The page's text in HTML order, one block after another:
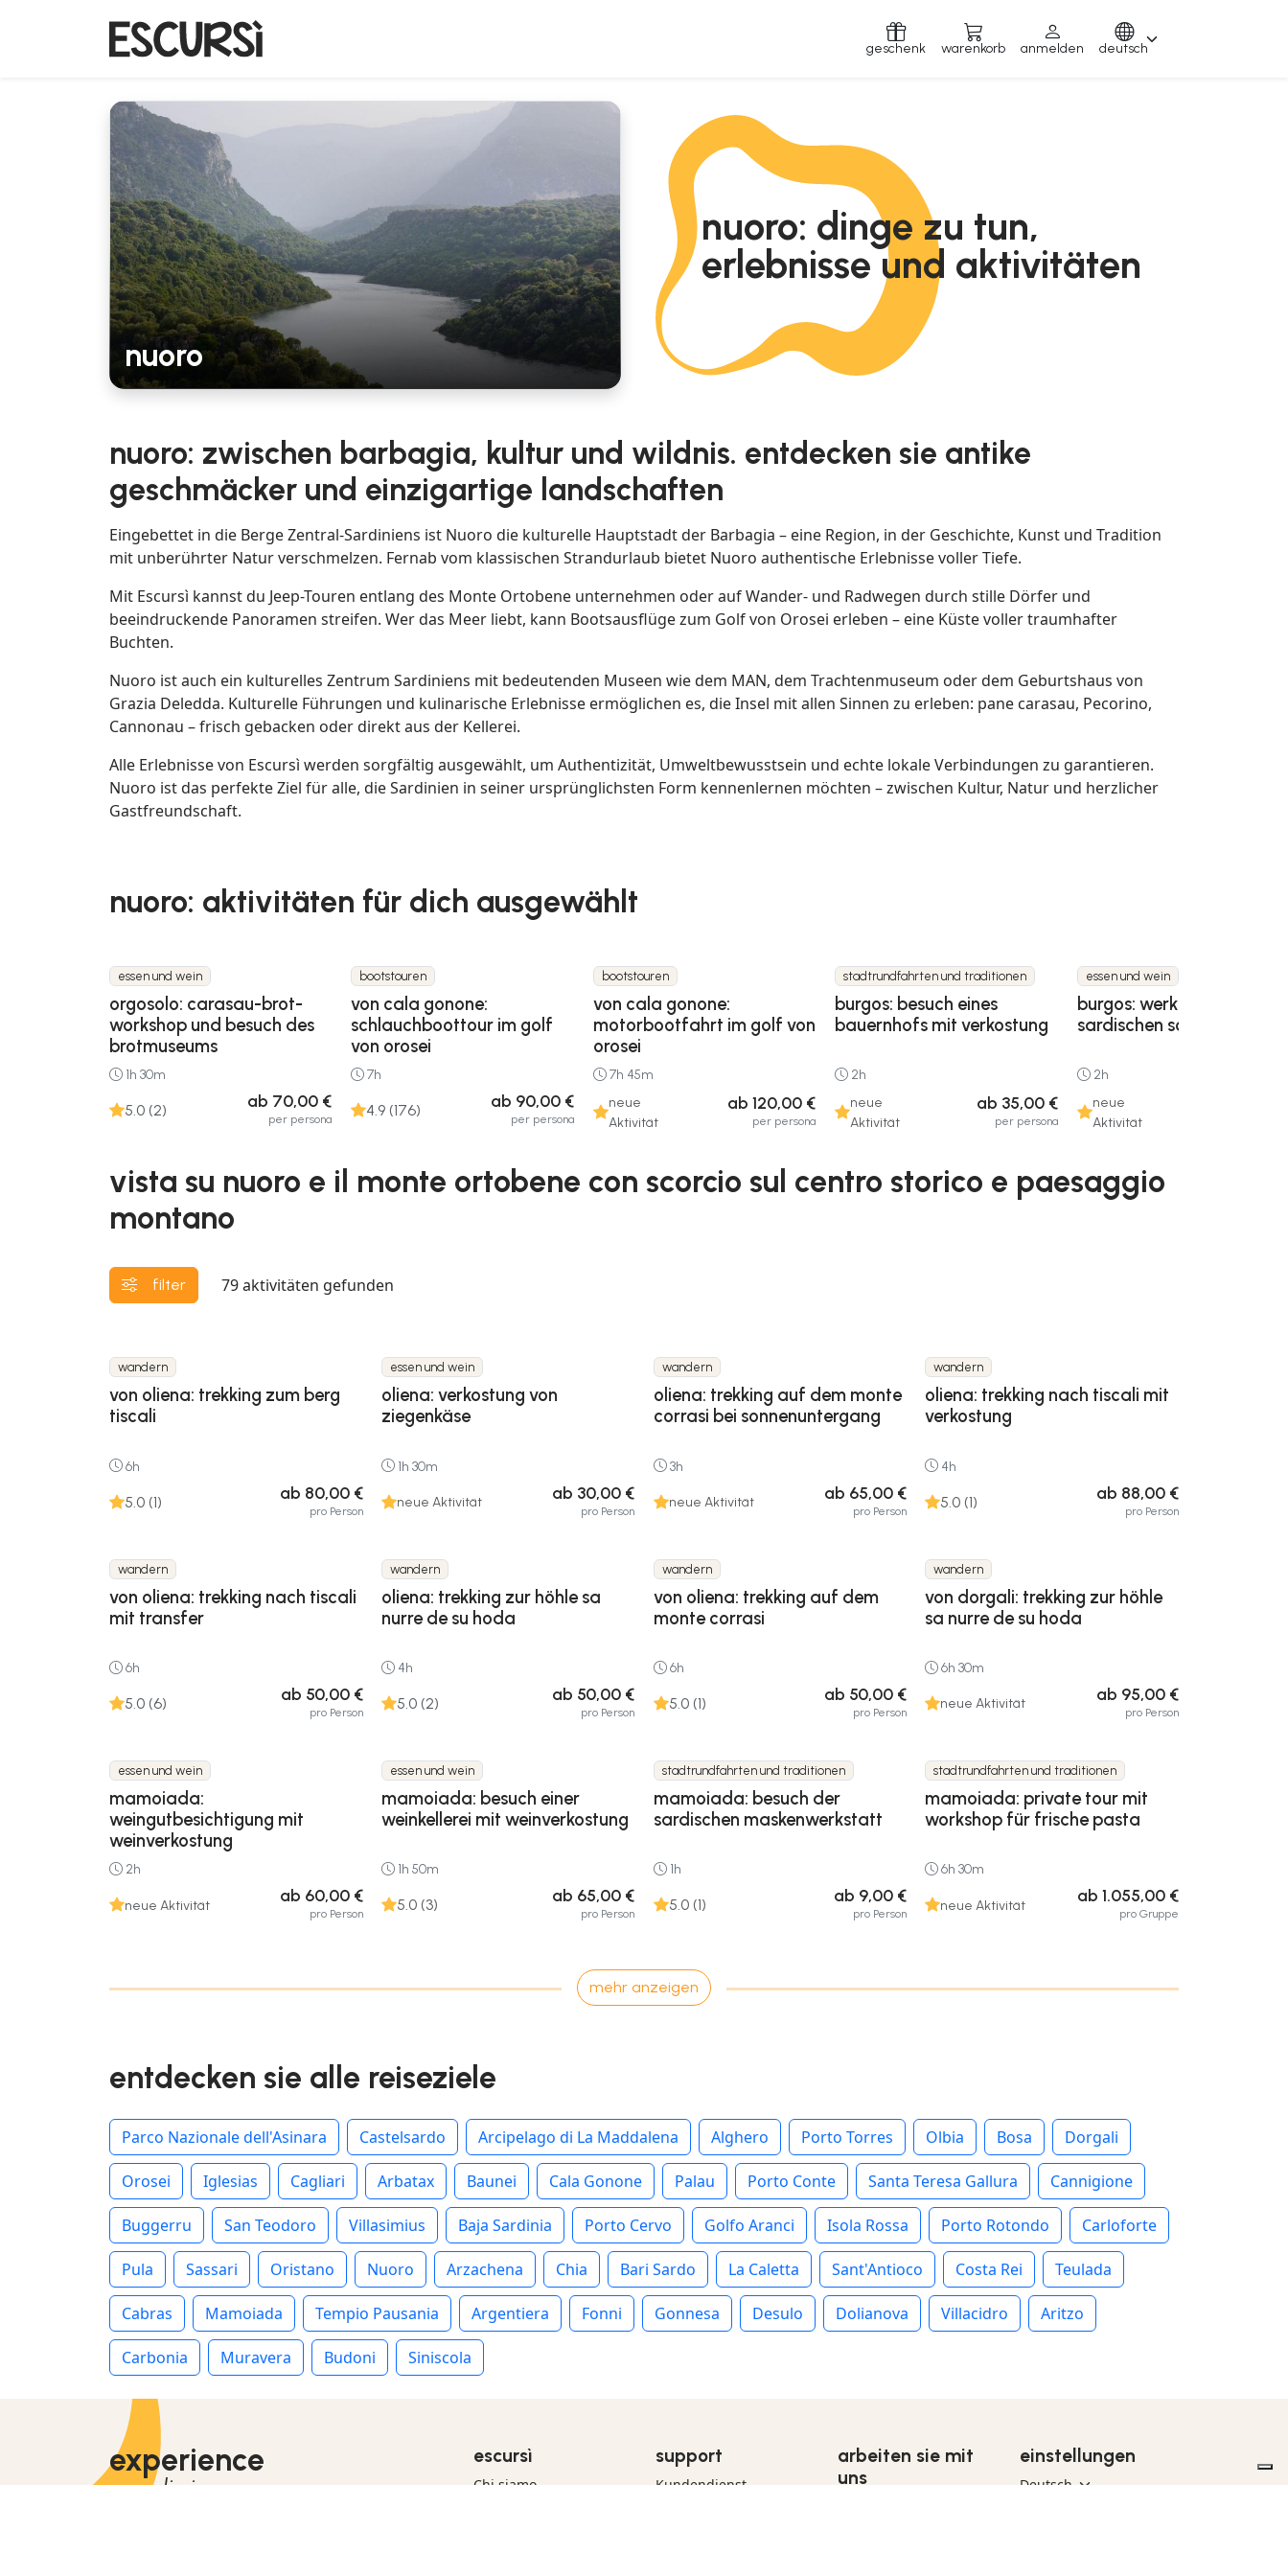
geschenk warenkorb anmelden deutsch
nuoro: dinge zu tun,
erlebnisse und aktivitäten
nuoro
nuoro: zwischen barbagia, kultur und wildnis. entdecken sie antike
geschmäcker und einzigartige landschaften
Eingebettet in die Berge Zentral-Sardiniens ist Nuoro die kulturelle Hauptstadt der Barbagia – eine Region, in der Geschichte, Kunst und Tradition
mit unberührter Natur verschmelzen. Fernab vom klassischen Strandurlaub bietet Nuoro authentische Erlebnisse voller Tiefe.
Mit Escursì kannst du Jeep-Touren entlang des Monte Ortobene unternehmen oder auf Wander- und Radwegen durch stille Dörfer und
beeindruckende Panoramen streifen. Wer das Meer liebt, kann Bootsausflüge zum Golf von Orosei erleben – eine Küste voller traumhafter
Buchten.
Nuoro ist auch ein kulturelles Zentrum Sardiniens mit bedeutenden Museen wie dem MAN, dem Trachtenmuseum oder dem Geburtshaus von
Grazia Deledda. Kulturelle Führungen und kulinarische Erlebnisse ermöglichen es, die Insel mit allen Sinnen zu erleben: pane carasau, Pecorino,
Cannonau – frisch gebacken oder direkt aus der Kellerei.
Alle Erlebnisse von Escursì werden sorgfältig ausgewählt, um Authentizität, Umweltbewusstsein und echte lokale Verbindungen zu garantieren.
Nuoro ist das perfekte Ziel für alle, die Sardinien in seiner ursprünglichsten Form kennenlernen möchten – zwischen Kultur, Natur und herzlicher
Gastfreundschaft.
nuoro: aktivitäten für dich ausgewählt
essen und wein
orgosolo: carasau-brot-
workshop und besuch des
brotmuseums
1h 30m
5.0 (2) ab 70,00 €
per persona
bootstouren
von cala gonone:
schlauchboottour im golf
von orosei
7h
4.9 (176) ab 90,00 €
per persona
bootstouren
von cala gonone:
motorbootfahrt im golf von
orosei
7h 45m
neue
Aktivität
ab 120,00 €
per persona
stadtrundfahrten und traditionen
burgos: besuch eines
bauernhofs mit verkostung
2h
neue
Aktivität
ab 35,00 €
per persona
essen und wein
burgos: werkstatt für
sardischen schafskäse
2h
neue
Aktivität
vista su nuoro e il monte ortobene con scorcio sul centro storico e paesaggio
montano
filter 79aktivitäten gefunden
wandern
von oliena: trekking zum berg
tiscali
6h
5.0 (1) ab 80,00 €
pro Person
essen und wein
oliena: verkostung von
ziegenkäse
1h 30m
neue Aktivität ab 30,00 €
pro Person
wandern
oliena: trekking auf dem monte
corrasi bei sonnenuntergang
3h
neue Aktivität ab 65,00 €
pro Person
wandern
oliena: trekking nach tiscali mit
verkostung
4h
5.0 (1) ab 88,00 €
pro Person
wandern
von oliena: trekking nach tiscali
mit transfer
6h
5.0 (6) ab 50,00 €
pro Person
wandern
oliena: trekking zur höhle sa
nurre de su hoda
4h
5.0 (2) ab 50,00 €
pro Person
wandern
von oliena: trekking auf dem
monte corrasi
6h
5.0 (1) ab 50,00 €
pro Person
wandern
von dorgali: trekking zur höhle
sa nurre de su hoda
6h 30m
neue Aktivität ab 95,00 €
pro Person
essen und wein
mamoiada:
weingutbesichtigung mit
weinverkostung
2h
neue Aktivität ab 60,00 €
pro Person
essen und wein
mamoiada: besuch einer
weinkellerei mit weinverkostung
1h 50m
5.0 (3) ab 65,00 €
pro Person
stadtrundfahrten und traditionen
mamoiada: besuch der
sardischen maskenwerkstatt
1h
5.0 (1) ab 9,00 €
pro Person
stadtrundfahrten und traditionen
mamoiada: private tour mit
workshop für frische pasta
6h 30m
neue Aktivität ab 1.055,00 €
pro Gruppe
mehr anzeigen
entdecken sie alle reiseziele
Parco Nazionale dell'Asinara Castelsardo Arcipelago di La Maddalena Alghero Porto Torres Olbia Bosa Dorgali
Orosei Iglesias Cagliari Arbatax Baunei Cala Gonone Palau Porto Conte Santa Teresa Gallura Cannigione
Buggerru San Teodoro Villasimius Baja Sardinia Porto Cervo Golfo Aranci Isola Rossa Porto Rotondo Carloforte
Pula Sassari Oristano Nuoro Arzachena Chia Bari Sardo La Caletta Sant'Antioco Costa Rei Teulada
Cabras Mamoiada Tempio Pausania Argentiera Fonni Gonnesa Desulo Dolianova Villacidro Aritzo
Carbonia Muravera Budoni Siniscola
experience
sardinia
escursì
Chi siamo
support
Kundendienst
arbeiten sie mit
uns
einstellungen